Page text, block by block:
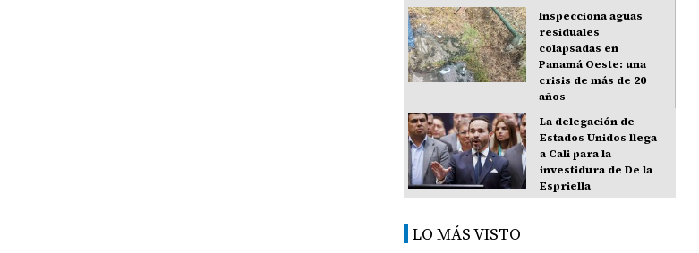
Inspecciona aguas
residuales
colapsadas en
Panamá Oeste: una
crisis de más de 20
años
La delegación de
Estados Unidos llega
a Cali para la
investidura de De la
Espriella
LO MÁS VISTO